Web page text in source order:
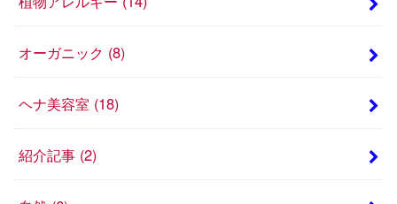
オーガニック (8)
ヘナ美容室 (18)
紹介記事 (2)